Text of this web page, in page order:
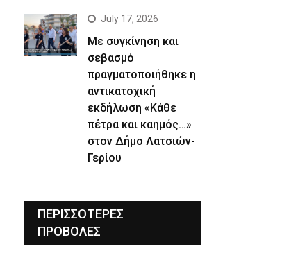
July 17, 2026
Με συγκίνηση και
σεβασμό
πραγματοποιήθηκε η
αντικατοχική
εκδήλωση «Κάθε
πέτρα και καημός…»
στον Δήμο Λατσιών-
Γερίου
ΠΕΡΙΣΣΟΤΕΡΕΣ
ΠΡΟΒΟΛΕΣ